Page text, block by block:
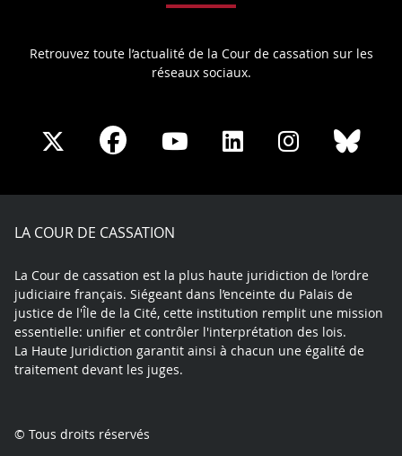
Retrouvez toute l’actualité de la Cour de cassation sur les
réseaux sociaux.
Share
X
Share
Facebook
Share
Youtube
Share
LinkedIn
Share
Instagram
LA COUR DE CASSATION
La Cour de cassation est la plus haute juridiction de l’ordre
judiciaire français. Siégeant dans l’enceinte du Palais de
justice de l'Île de la Cité, cette institution remplit une mission
essentielle: unifier et contrôler l'interprétation des lois.
La Haute Juridiction garantit ainsi à chacun une égalité de
traitement devant les juges.
© Tous droits réservés